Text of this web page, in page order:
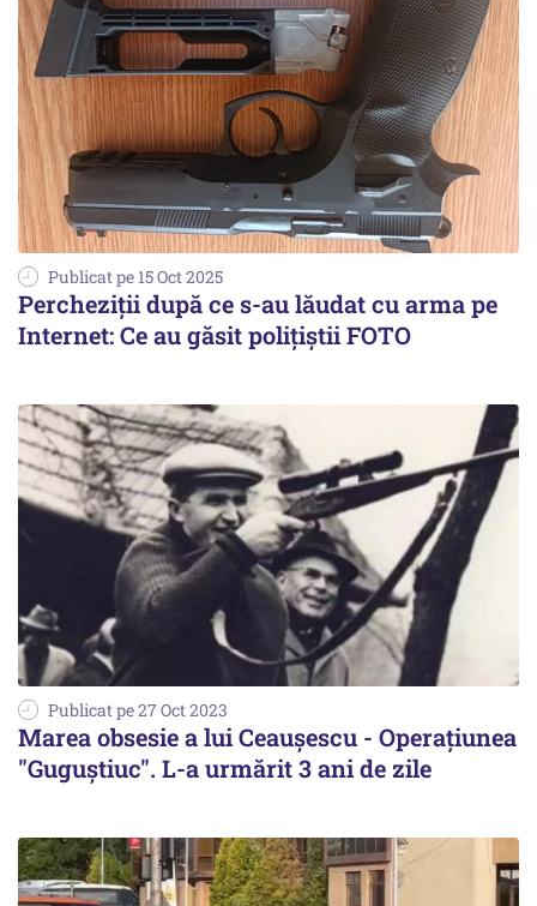
Publicat pe 15 Oct 2025
Percheziții după ce s-au lăudat cu arma pe
Internet: Ce au găsit polițiștii FOTO
Publicat pe 27 Oct 2023
Marea obsesie a lui Ceaușescu - Operațiunea
"Guguștiuc". L-a urmărit 3 ani de zile